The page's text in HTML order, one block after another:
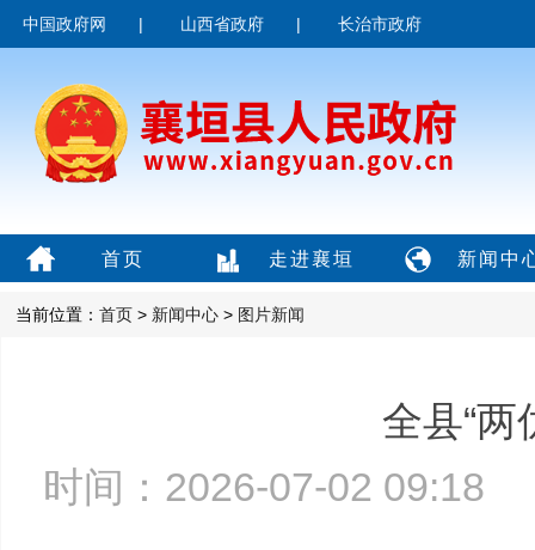
中国政府网 | 山西省政府 | 长治市政府
首页 走进襄垣 新闻中
当前位置： 首页 > 新闻中心 > 图片新闻
全县“两
时间：2026-07-02